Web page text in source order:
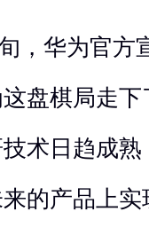
，华为官方
盘棋局走
术日趋成
的产品上